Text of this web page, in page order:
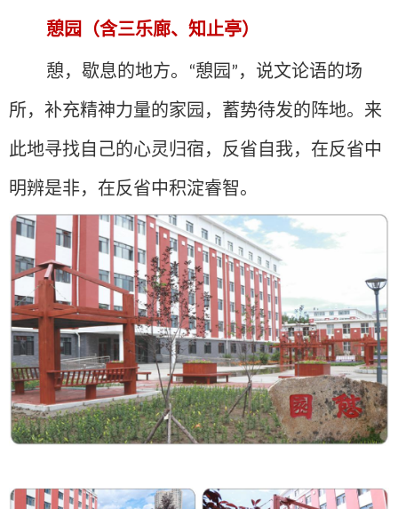
憩园（含三乐廊、知止亭）
憩，歇息的地方。 “憩园 ” ，说文论语的场
所，补充精神力量的家园，蓄势待发的阵地。来
此地寻找自己的心灵归宿，反省自我，在反省中
明辨是非，在反省中积淀睿智。